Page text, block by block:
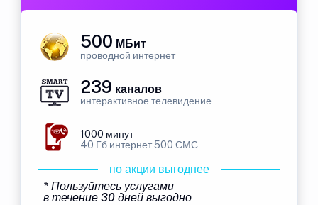
500 МБит
проводной интернет
239 каналов
интерактивное телевидение
1000 минут
40 Гб интернет 500 СМС
по акции выгоднее
* Пользуйтесь услугами
в течение 30 дней выгодно